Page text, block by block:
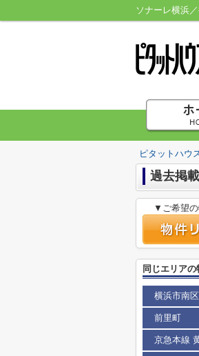
ソナーレ横浜
ピタットハウ
過去掲
▼ご希望
同じエリアの
横浜市南区
前里町
京急本線